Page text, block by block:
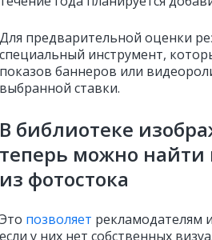
Для предварительной оценки
специальный инструмент,
показов баннеров или
выбранной ставки.
В библиотеке
теперь можно найти
из фотостока
Это позволяет рекламодателям
если у них нет собственных